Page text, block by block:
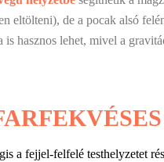
eltölteni), de a pocak alsó
hasznos lehet, mivel a
a fejjel-felfelé testhelyzetet